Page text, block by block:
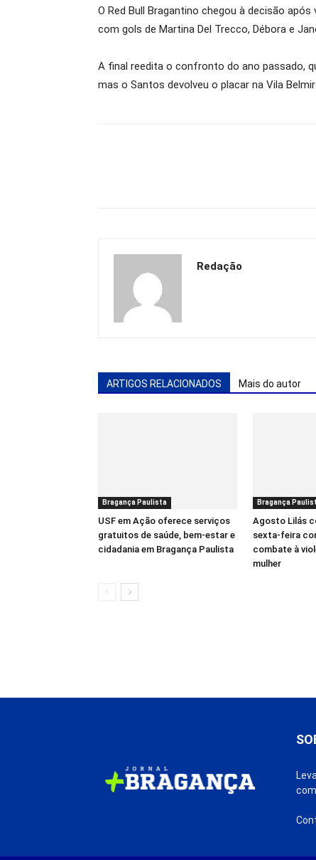
O Red Bull Bragantino chegou à decisão
com gols de Martina Del Trecco, Débora e
A final reedita o confronto do ano passado,
mas o Santos devolveu o placar na Vila
Redação
ARTIGOS RELACIONADOS Mais do autor
Bragança Paulista
USF em Ação oferece serviços
gratuitos de saúde, bem-estar e
cidadania em Bragança Paulista
Bragança
Agosto Lilás
sexta-feira
combate à
mulher